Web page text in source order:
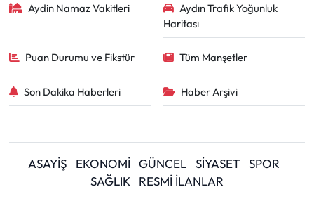
Aydin Namaz Vakitleri
Aydın Trafik Yoğunluk
Haritası
Puan Durumu ve Fikstür Tüm Manşetler
Son Dakika Haberleri Haber Arşivi
ASAYİŞ EKONOMİ GÜNCEL SİYASET
SPOR
SAĞLIK
RESMİ İLANLAR